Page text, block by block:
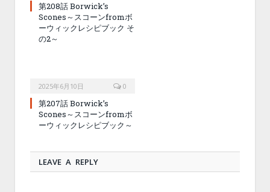
第208話 Borwick’s
Scones～スコーンfromボ
ーウィックレシピブック そ
の2～
2025年6月10日 0
第207話 Borwick’s
Scones～スコーンfromボ
ーウィックレシピブック～
LEAVE A REPLY